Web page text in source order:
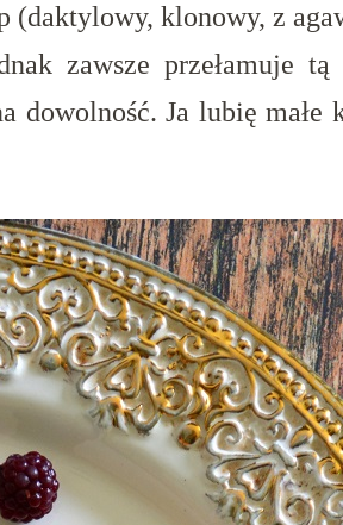
(daktylowy, klonowy, z
zawsze przełamuje
dowolność. Ja lubię